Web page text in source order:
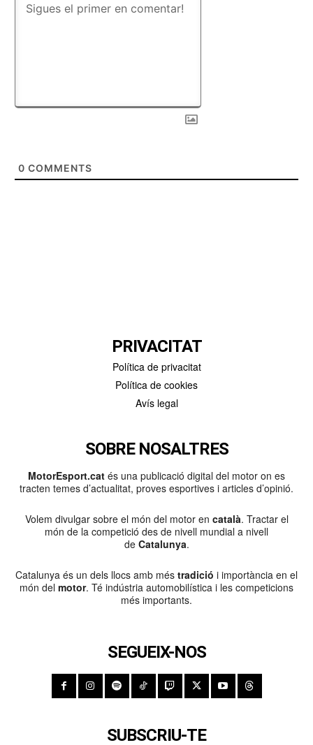
0 COMMENTS
PRIVACITAT
Política de privacitat
Política de cookies
Avís legal
SOBRE NOSALTRES
MotorEsport.cat és una publicació digital del motor on es
tracten temes d’actualitat, proves esportives i articles d’opinió.
Volem divulgar sobre el món del motor en català. Tractar el
món de la competició des de nivell mundial a nivell
de Catalunya.
Catalunya és un dels llocs amb més tradició i importància en el
món del motor. Té indústria automobilística i les competicions
més importants.
SEGUEIX-NOS
SUBSCRIU-TE